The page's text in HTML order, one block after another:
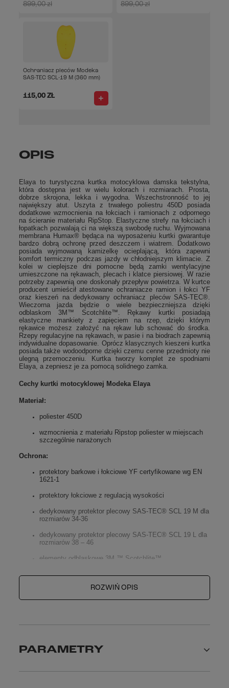
899,00 zł 899,00 zł
Ochraniacz pleców Modeka
SAS-TEC SCL-19 M (360 mm)
115,00 ZŁ
OPIS
Elaya to turystyczna kurtka motocyklowa damska tekstylna,
która dostępna jest w wielu kolorach i rozmiarach. Prosta,
dobrze skrojona, lekka i wygodna. Wszechstronność to jej
największy atut. Uszyta z trwałego poliestru 450D posiada
dodatkowe wzmocnienia na łokciach i ramionach z odpornego
na ścieranie materiału RipStop. Elastyczne strefy na łokciach i
łopatkach pozwalają ci na większą swobodę ruchu. Wyjmowana
membrana Humax® będąca na wyposażeniu kurtki gwarantuje
bardzo dobrą ochronę przed deszczem i wiatrem. Dodatkowo
posiada wyjmowaną kamizelkę ocieplającą, która zapewni
komfort termiczny podczas jazdy w chłodniejszym klimacie. Z
kolei w cieplejsze dni pomocne będą zamki wentylacyjne
umieszczone na rękawach, plecach i klatce piersiowej. W razie
potrzeby zapewnią one doskonały przepływ powietrza. W kurtce
producent umieścił atestowane ochraniacze ramion i łokci YF
oraz kieszeń na dedykowany ochraniacz pleców SAS-TEC®.
Wieczorna jazda będzie o wiele bezpieczniejsza dzięki
odblaskom 3M™ Scotchlite™. Rękawy kurtki posiadają
elastyczne mankiety z zapięciem na rzep, dzięki którym
rękawice możesz założyć na rękaw lub schować do środka.
Rzepy regulacyjne na rękawach, w pasie i na biodrach zapewnią
indywidualne dopasowanie. Oprócz klasycznych kieszeni kurtka
posiada także wodoodporne dzięki czemu cenne przedmioty nie
ulegną przemoczeniu. Kurtka tworzy komplet ze spodniami
Elaya, a zepniesz je za pomocą solidnego zamka.
Cechy kurtki motocyklowej Modeka Elaya
Materiał:
poliester 450D
wzmocnienia z materiału Ripstop poliester w miejscach
szczególnie narażonych
Ochrona:
protektory barkowe i łokciowe YF certyfikowane wg EN
1621-1
protektory łokciowe z regulacją wysokości
dedykowany protektor plecowy SAS-TEC® SCL 19 M dla
rozmiarów 34-36
dedykowany protektor plecowy SAS-TEC® SCL 19 L dla
rozmiarów 38 – 46
elementy odblaskowe 3M ™ Scotchlite™
Ergonomia:
zamki wentylacyjne AirVent na rękawach, klatce
piersiowej i na plecach
elastyczne wstawki na łokciach i łopatkach
ROZWIŃ OPIS
PARAMETRY